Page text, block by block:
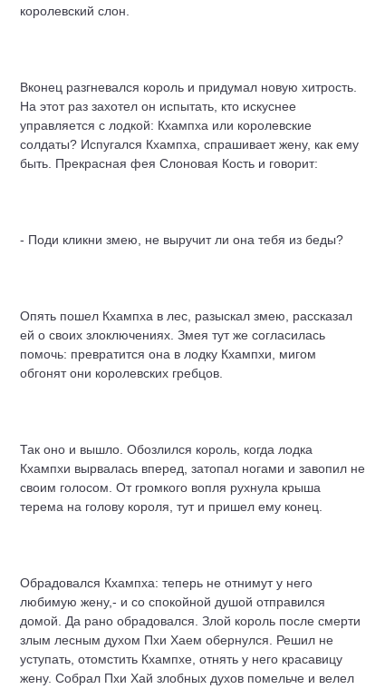
королевский слон.
Вконец разгневался король и придумал новую хитрость.
На этот раз захотел он испытать, кто искуснее
управляется с лодкой: Кхампха или королевские
солдаты? Испугался Кхампха, спрашивает жену, как ему
быть. Прекрасная фея Слоновая Кость и говорит:
- Поди кликни змею, не выручит ли она тебя из беды?
Опять пошел Кхампха в лес, разыскал змею, рассказал
ей о своих злоключениях. Змея тут же согласилась
помочь: превратится она в лодку Кхампхи, мигом
обгонят они королевских гребцов.
Так оно и вышло. Обозлился король, когда лодка
Кхампхи вырвалась вперед, затопал ногами и завопил не
своим голосом. От громкого вопля рухнула крыша
терема на голову короля, тут и пришел ему конец.
Обрадовался Кхампха: теперь не отнимут у него
любимую жену,- и со спокойной душой отправился
домой. Да рано обрадовался. Злой король после смерти
злым лесным духом Пхи Хаем обернулся. Решил не
уступать, отомстить Кхампхе, отнять у него красавицу
жену. Собрал Пхи Хай злобных духов помельче и велел